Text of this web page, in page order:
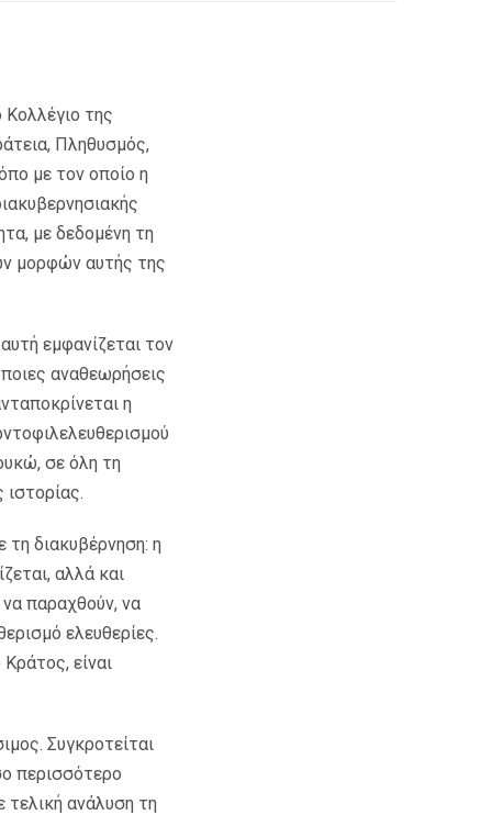
της
Πληθυσμός,
με τον οποίο η
με δεδομένη τη
μορφών αυτής της
εμφανίζεται τον
αναθεωρήσεις
η
σε όλη τη
τη διακυβέρνηση: η
αλλά και
παραχθούν, να
ελευθερίες.
είναι
Συγκροτείται
περισσότερο
ανάλυση τη